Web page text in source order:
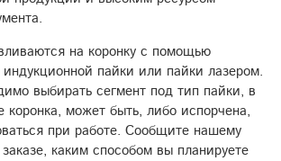
на коронку с помощью
индукционной пайки или пайки лазером.
выбирать сегмент под тип пайки, в
коронка, может быть, либо испорчена,
при работе. Сообщите нашему
каким способом вы планируете